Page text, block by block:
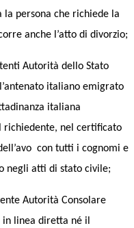
la persona che richiede la
anche l’atto di divorzio;
Autorità dello Stato
italiano emigrato
italiana
richiedente, nel certificato
con tutti i cognomi e
negli atti di stato civile;
Autorità Consolare
in linea diretta né il